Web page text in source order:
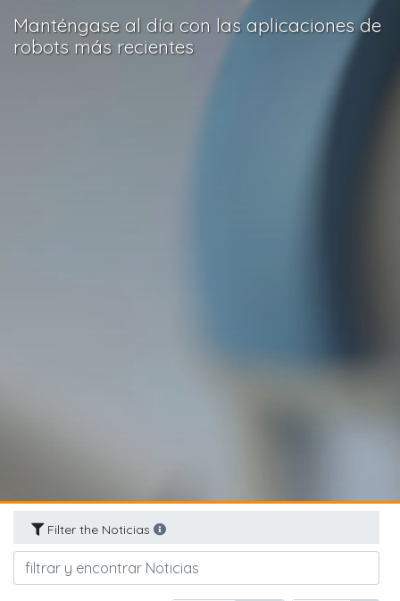
Manténgase al día con las aplicaciones de
robots más recientes
Filter the Noticias